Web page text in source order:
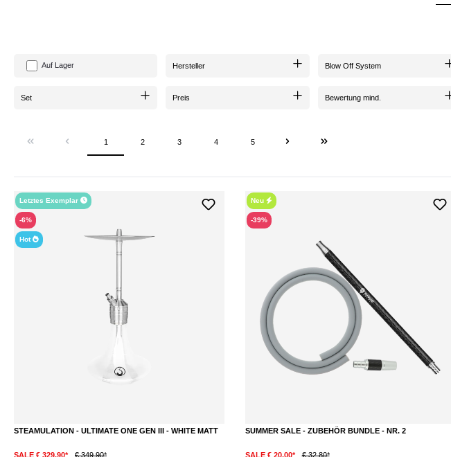
Auf Lager Hersteller Blow Off System
Set Preis Bewertung mind.
1 2 3 4 5
Letztes Exemplar
-6%
Hot
STEAMULATION - ULTIMATE ONE GEN III - WHITE MATT
SALE € 329,90* € 349,90*
Neu
-39%
SUMMER SALE - ZUBEHÖR BUNDLE - NR. 2
SALE € 20,00* € 32,80*